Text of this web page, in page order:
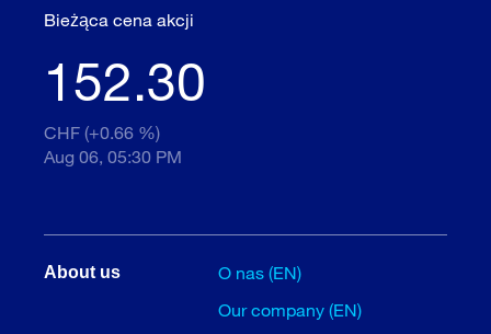
Bieżąca cena akcji
152.30
CHF (+0.66 %)
Aug 06, 05:30 PM
About us
O nas (EN)
Our company (EN)